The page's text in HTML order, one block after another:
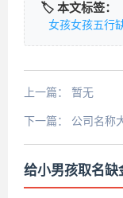
🏷️ 本文标签：
女孩女孩五行
上一篇： 暂无
下一篇： 公司名称
给小男孩取名缺